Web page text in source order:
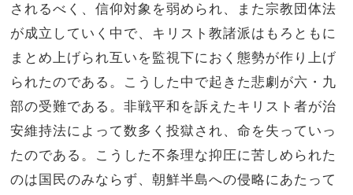
されるべく、信仰対象を弱められ、また宗教団体法
が成立していく中で、キリスト教諸派はもろともに
まとめ上げられ互いを監視下におく態勢が作り上げ
られたのである。こうした中で起きた悲劇が六・九
部の受難である。非戦平和を訴えたキリスト者が治
安維持法によって数多く投獄され、命を失っていっ
たのである。こうした不条理な抑圧に苦しめられた
のは国民のみならず、朝鮮半島への侵略にあたって